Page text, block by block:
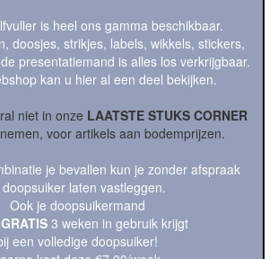
is heel ons gamma beschikbaar.
doosjes, strikjes, labels, wikkels, stickers,
presentatiemand is alles los verkrijgbaar.
kan u hier al een deel bekijken.
niet in onze LAATSTE STUKS CORNER
voor artikels aan bodemprijzen.
je bevallen kun je zonder afspraak
doopsuiker laten vastleggen.
Ook je doopsuikermand
GRATIS3 weken in gebruik krijgt
een volledige doopsuiker!